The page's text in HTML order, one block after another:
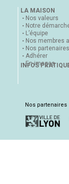
LA MAISON
Nos valeurs
Notre
L’équipe
Nos membres
Nos partenaires
Adhérer
En images
INFOS
Nos partenaires